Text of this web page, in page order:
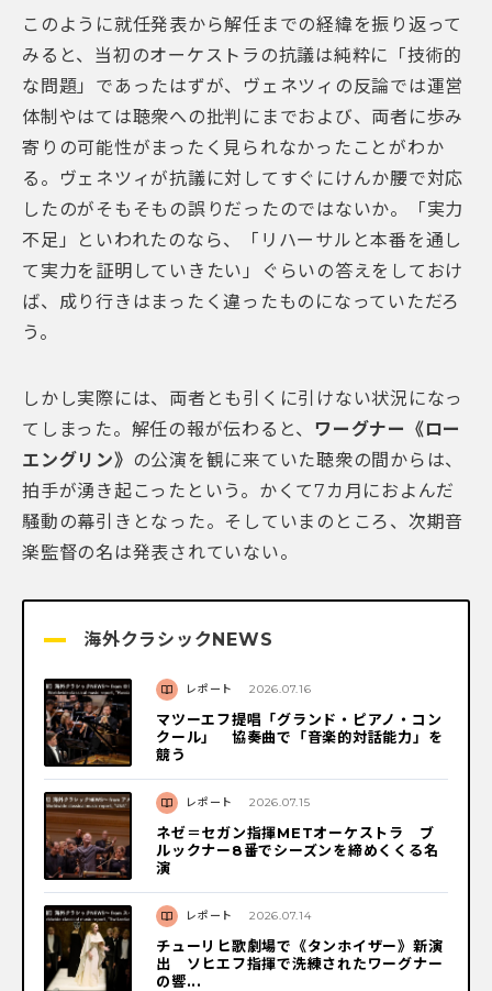
このように就任発表から解任までの経緯を振り返って
みると、当初のオーケストラの抗議は純粋に「技術的
な問題」であったはずが、ヴェネツィの反論では運営
体制やはては聴衆への批判にまでおよび、両者に歩み
寄りの可能性がまったく見られなかったことがわか
る。ヴェネツィが抗議に対してすぐにけんか腰で対応
したのがそもそもの誤りだったのではないか。「実力
不足」といわれたのなら、「リハーサルと本番を通し
て実力を証明していきたい」ぐらいの答えをしておけ
ば、成り行きはまったく違ったものになっていただろ
う。
しかし実際には、両者とも引くに引けない状況になっ
てしまった。解任の報が伝わると、 ワーグナー《ロー
エングリン》 の公演を観に来ていた聴衆の間からは、
拍手が湧き起こったという。かくて7カ月におよんだ
騒動の幕引きとなった。そしていまのところ、次期音
楽監督の名は発表されていない。
海外クラシックNEWS
レポート 2026.07.16
マツーエフ提唱「グランド・ピアノ・コン
クール」 協奏曲で「音楽的対話能力」を
競う
レポート 2026.07.15
ネゼ＝セガン指揮METオーケストラ ブ
ルックナー8番でシーズンを締めくくる名
演
レポート 2026.07.14
チューリヒ歌劇場で《タンホイザー》新演
出 ソヒエフ指揮で洗練されたワーグナー
の響...